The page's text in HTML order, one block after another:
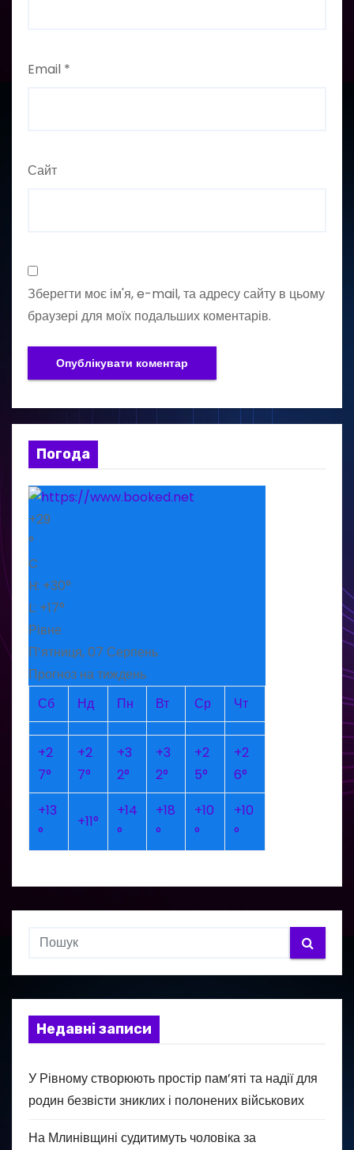
Email *
Сайт
Зберегти моє ім'я, e-mail, та адресу сайту в цьому
браузері для моїх подальших коментарів.
Погода
+29
°
C
H: +30°
L: +17°
Рівне
П’ятниця, 07 Серпень
Прогноз на тиждень
Сб
Нд Пн Вт Ср Чт
+2
7°
+2
7°
+3
2°
+3
2°
+2
5°
+2
6°
+13
°
+11°
+14
°
+18
°
+10
°
+10
°
Недавні записи
У Рівному створюють простір пам’яті та надії для
родин безвісти зниклих і полонених військових
На Млинівщині судитимуть чоловіка за